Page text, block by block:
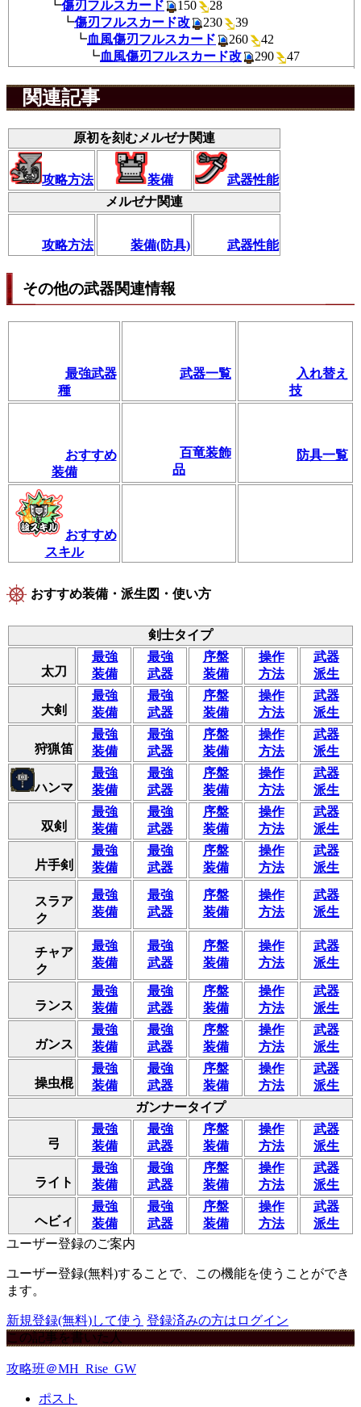
┗傷刃フルスカード 150
28
┗傷刃フルスカード改 230
┗血風傷刃フルスカード 260
┗血風傷刃フルスカード改 290
関連記事
原初を刻むメルゼナ関連
攻略方法 装備
武器性能
メルゼナ関連
攻略方法 装備(防具) 武器性能
その他の武器関連情報
最強武器
種
武器一覧
入れ替え
技
おすすめ
装備
百竜装飾
品
防具一覧
おすすめ
スキル
おすすめ装備・派生図・使い方
剣士タイプ
太刀
最強
装備
最強
武器
序盤
装備
操作
方法
武器
派生
大剣
最強
装備
最強
武器
序盤
装備
操作
方法
武器
派生
狩猟笛
最強
装備
最強
武器
序盤
装備
操作
方法
武器
派生
ハンマ
最強
装備
最強
武器
序盤
装備
操作
方法
武器
派生
双剣
最強
装備
最強
武器
序盤
装備
操作
方法
武器
派生
片手剣
最強
装備
最強
武器
序盤
装備
操作
方法
武器
派生
スラア
ク
最強
装備
最強
武器
序盤
装備
操作
方法
武器
派生
チャア
ク
最強
装備
最強
武器
序盤
装備
操作
方法
武器
派生
ランス
最強
装備
最強
武器
序盤
装備
操作
方法
武器
派生
ガンス
最強
装備
最強
武器
序盤
装備
操作
方法
武器
派生
操虫棍
最強
装備
最強
武器
序盤
装備
操作
方法
武器
派生
ガンナータイプ
弓
最強
装備
最強
武器
序盤
装備
操作
方法
武器
派生
ライト
最強
装備
最強
武器
序盤
装備
操作
方法
武器
派生
ヘビィ
最強
装備
最強
武器
序盤
装備
操作
方法
武器
派生
ユーザー登録のご案内
ユーザー登録(無料)することで、この機能を使うことができ
ます。
新規登録(無料)して使う 登録済みの方はログイン
この記事を書いた人
攻略班＠MH_Rise_GW
ポスト